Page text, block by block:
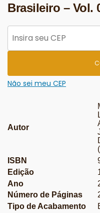
Brasileiro – Vol.
Não sei meu CEP
Autor
ISBN
Edição
Ano
Número de Páginas
Tipo de Acabamento